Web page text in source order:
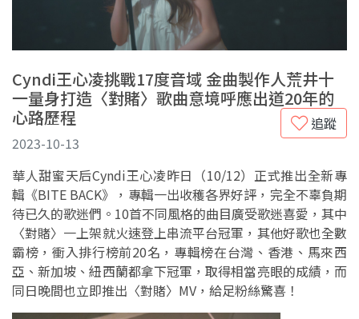
Cyndi王心凌挑戰17度音域 金曲製作人荒井十
一量身打造〈對賭〉歌曲意境呼應出道20年的
心路歷程
追蹤
2023-10-13
華人甜蜜天后Cyndi王心凌昨日（10/12）正式推出全新專
輯《BITE BACK》，專輯一出收穫各界好評，完全不辜負期
待已久的歌迷們。10首不同風格的曲目廣受歌迷喜愛，其中
〈對賭〉一上架就火速登上串流平台冠軍，其他好歌也全數
霸榜，衝入排行榜前20名， 專輯榜在台灣、香港、馬來西
亞、新加坡、紐西蘭都拿下冠軍，取得相當亮眼的成績，而
同日晚間也立即推出〈對賭〉MV，給足粉絲驚喜！